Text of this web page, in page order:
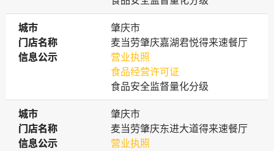
城市
城市
肇庆市
门店名称
门店名称
麦当劳肇庆嘉湖君悦得来速餐厅
信息公示
信息公示
营业执照
食品经营许可证
食品安全监督量化分级
城市
城市
肇庆市
门店名称
门店名称
麦当劳肇庆东进大道得来速餐厅
信息公示
信息公示
营业执照